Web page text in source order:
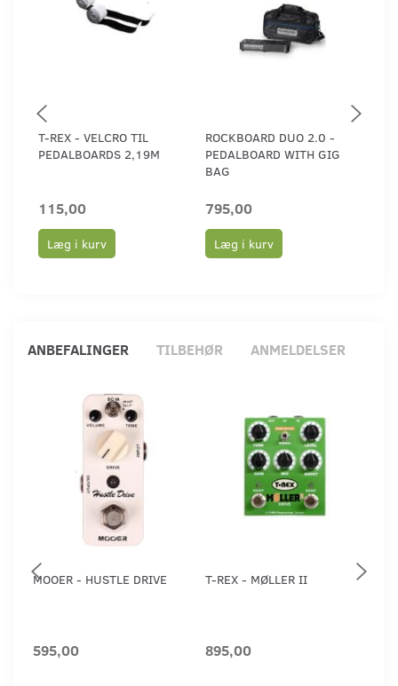
T-REX - VELCRO TIL
PEDALBOARDS 2,19M
115,00
Læg i kurv
ROCKBOARD DUO 2.0 -
PEDALBOARD WITH GIG
BAG
795,00
Læg i kurv
ANBEFALINGER TILBEHØR ANMELDELSER
MOOER - HUSTLE DRIVE
595,00
T-REX - MØLLER II
895,00